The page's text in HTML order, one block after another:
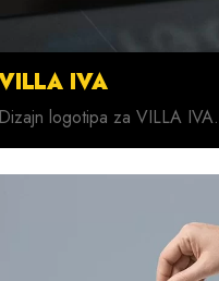
IVA
Dizajn logotipa za VILLA IVA.